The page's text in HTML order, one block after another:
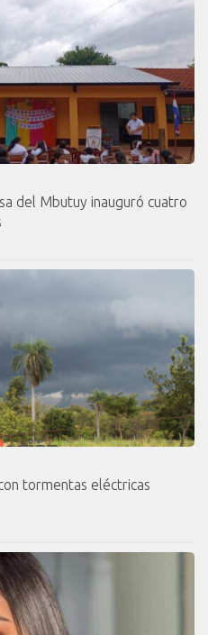
del Mbutuy inauguró cuatro
tormentas eléctricas